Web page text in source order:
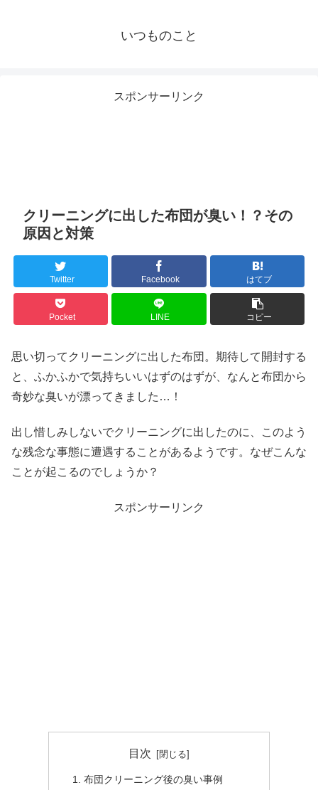
いつものこと
スポンサーリンク
クリーニングに出した布団が臭い！？その
原因と対策
Twitter Facebook はてブ
Pocket LINE コピー
思い切ってクリーニングに出した布団。期待して開封する
と、ふかふかで気持ちいいはずのはずが、なんと布団から
奇妙な臭いが漂ってきました…！
出し惜しみしないでクリーニングに出したのに、このよう
な残念な事態に遭遇することがあるようです。なぜこんな
ことが起こるのでしょうか？
スポンサーリンク
目次
布団クリーニング後の臭い事例